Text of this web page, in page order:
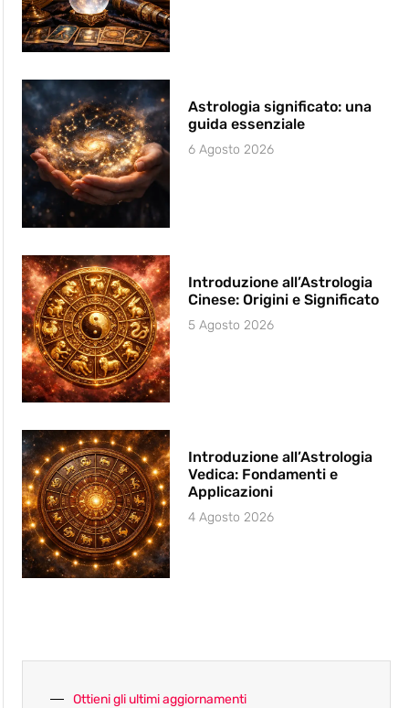
Astrologia significato: una
guida essenziale
6 Agosto 2026
Introduzione all’Astrologia
Cinese: Origini e Significato
5 Agosto 2026
Introduzione all’Astrologia
Vedica: Fondamenti e
Applicazioni
4 Agosto 2026
Ottieni gli ultimi aggiornamenti